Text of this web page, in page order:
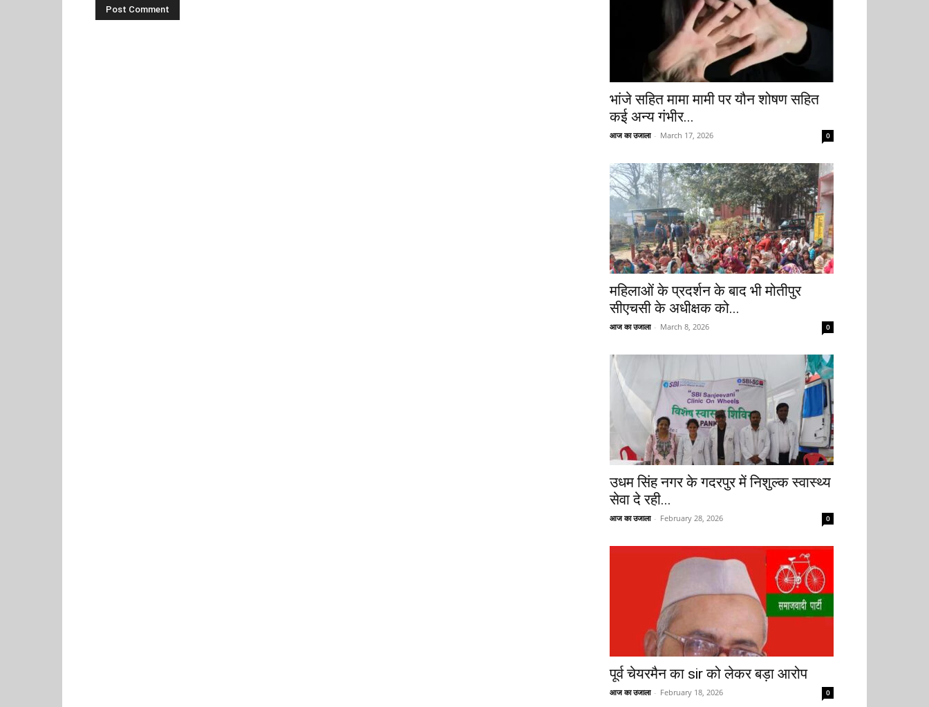
भांजे सहित मामा मामी पर यौन शोषण सहित
कई अन्य गंभीर...
आज का उजाला - March 17, 2026 0
महिलाओं के प्रदर्शन के बाद भी मोतीपुर
सीएचसी के अधीक्षक को...
आज का उजाला - March 8, 2026 0
उधम सिंह नगर के गदरपुर में निशुल्क स्वास्थ्य
सेवा दे रही...
आज का उजाला - February 28, 2026 0
पूर्व चेयरमैन का sir को लेकर बड़ा आरोप
आज का उजाला - February 18, 2026 0